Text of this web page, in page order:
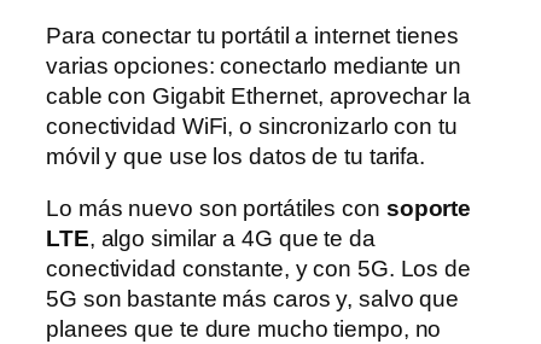
Para conectar tu portátil a internet tienes
varias opciones: conectarlo mediante un
cable con Gigabit Ethernet, aprovechar la
conectividad WiFi, o sincronizarlo con tu
móvil y que use los datos de tu tarifa.
Lo más nuevo son portátiles con soporte
LTE, algo similar a 4G que te da
conectividad constante, y con 5G. Los de
5G son bastante más caros y, salvo que
planees que te dure mucho tiempo, no